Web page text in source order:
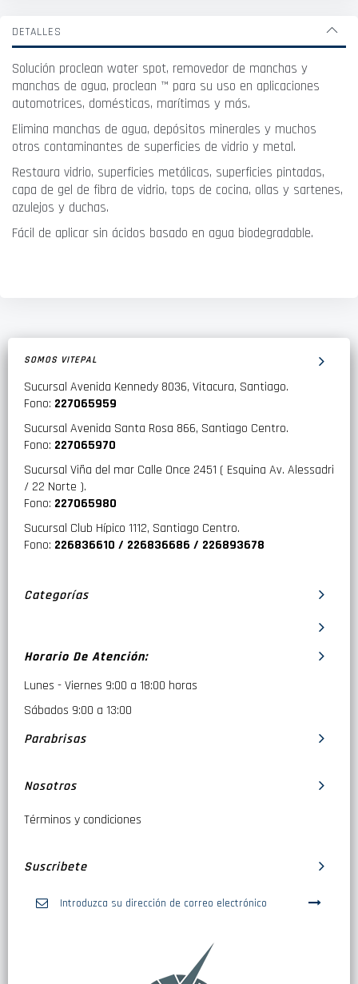
DETALLES
Solución proclean water spot, removedor de manchas y
manchas de agua, proclean ™ para su uso en aplicaciones
automotrices, domésticas, marítimas y más.
Elimina manchas de agua, depósitos minerales y muchos
otros contaminantes de superficies de vidrio y metal.
Restaura vidrio, superficies metálicas, superficies pintadas,
capa de gel de fibra de vidrio, tops de cocina, ollas y sartenes,
azulejos y duchas.
Fácil de aplicar sin ácidos basado en agua biodegradable.
SOMOS VITEPAL
Sucursal Avenida Kennedy 8036, Vitacura, Santiago.
Fono: 227065959
Sucursal Avenida Santa Rosa 866, Santiago Centro.
Fono: 227065970
Sucursal Viña del mar Calle Once 2451 ( Esquina Av. Alessadri
/ 22 Norte ).
Fono: 227065980
Sucursal Club Hípico 1112, Santiago Centro.
Fono: 226836610 / 226836686 / 226893678
Categorías
Horario De Atención:
Lunes - Viernes 9:00 a 18:00 horas
Sábados 9:00 a 13:00
Parabrisas
Nosotros
Términos y condiciones
Suscribete